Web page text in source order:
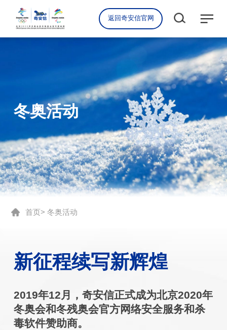
返回奇安信官网
冬奥活动
首页> 冬奥活动
新征程续写新辉煌
2019年12月，奇安信正式成为北京2020年
冬奥会和冬残奥会官方网络安全服务和杀
毒软件赞助商。